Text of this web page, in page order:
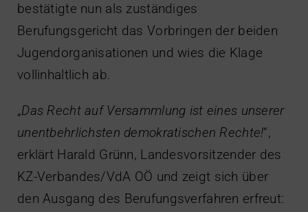
bestätigte nun als zuständiges
Berufungsgericht das Vorbringen der beiden
Jugendorganisationen und wies die Klage
vollinhaltlich ab.
„Das Recht auf Versammlung ist eines unserer
unentbehrlichsten demokratischen Rechte!“,
erklärt Harald Grünn, Landesvorsitzender des
KZ-Verbandes/VdA OÖ und zeigt sich über
den Ausgang des Berufungsverfahren erfreut: